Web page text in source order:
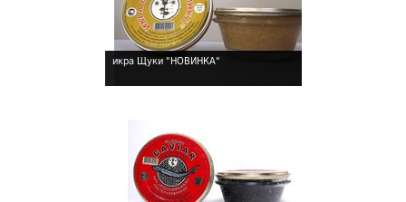
икра Щуки "НОВИНКА"